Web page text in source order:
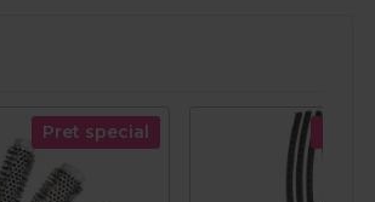
Pret special